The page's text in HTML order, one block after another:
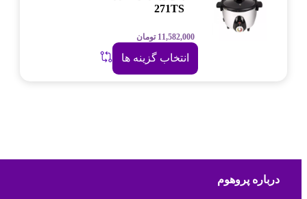
271TS
11,582,000 تومان
انتخاب گزینه ها
درباره پروهوم